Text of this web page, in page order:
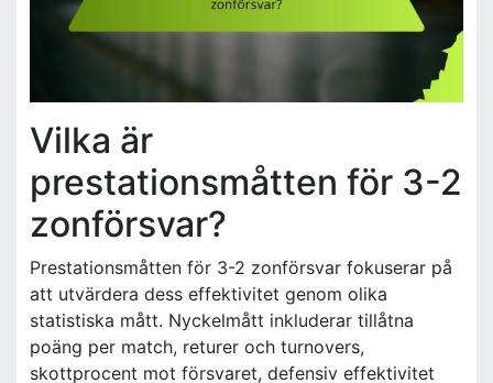
Vilka är
prestationsmåtten för 3-2
zonförsvar?
Prestationsmåtten för 3-2 zonförsvar fokuserar på
att utvärdera dess effektivitet genom olika
statistiska mått. Nyckelmått inkluderar tillåtna
poäng per match, returer och turnovers,
skottprocent mot försvaret, defensiv effektivitet